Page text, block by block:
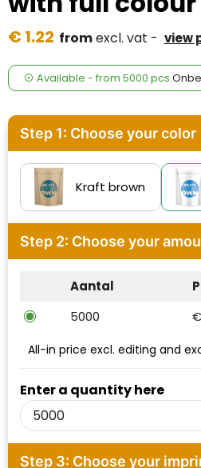
Fresh 'n Rebel
GolfOriginals
James Harvest
Kingcap
Mepal
Moleskine
MyKit
€ 1.22 fromexcl. vat - view
Available - from 5000 pcs.
Step 1: Choose your color
Kraft brown
Step 2: Choose your
Aantal
5000
Enter a quantity here
All-in price excl. editing and
Step 3: Choose your